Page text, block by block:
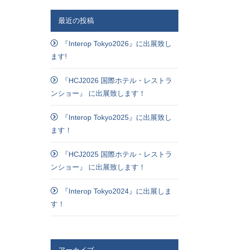
最近の投稿
『Interop Tokyo2026』に出展致し
ます!
『HCJ2026 国際ホテル・レストラ
ンショー』 に出展致します！
『Interop Tokyo2025』に出展致し
ます！
『HCJ2025 国際ホテル・レストラ
ンショー』 に出展致します！
『Interop Tokyo2024』に出展しま
す！